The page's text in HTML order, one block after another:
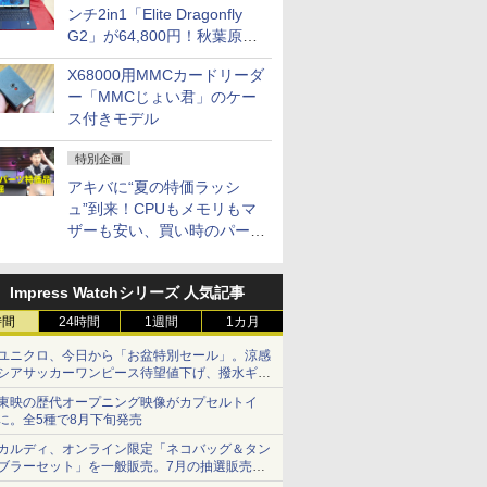
ンチ2in1「Elite Dragonfly
G2」が64,800円！秋葉原で
中古PCセール
X68000用MMCカードリーダ
ー「MMCじょい君」のケー
ス付きモデル
特別企画
アキバに“夏の特価ラッシ
ュ”到来！CPUもメモリもマ
ザーも安い、買い時のパーツ
Impress Watchシリーズ 人気記事
24時間 1週間 1カ月
ニクロ、今日から「お盆特別セール」。涼感
アサッカーワンピース待望値下げ、撥水ギア
ョーツは1990円に
映の歴代オープニング映像がカプセルトイ
。全5種で8月下旬発売
ルディ、オンライン限定「ネコバッグ＆タン
ラーセット」を一般販売。7月の抽選販売の
選無効分